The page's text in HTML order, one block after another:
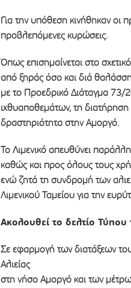
Για την υπόθεση κινήθηκαν οι
προβλεπόμενες κυρώσεις.
Όπως επισημαίνεται στο
από ξηράς όσο και διά
με το Προεδρικό Διάταγμα 73/
ιχθυαποθεμάτων, τη διατήρηση
δραστηριότητα στην Αμοργό.
Το Λιμενικό απευθύνει
καθώς και προς όλους τους
ενώ ζητά τη συνδρομή των
Λιμενικού Ταμείου για την
Ακολουθεί το δελτίο
Σε εφαρμογή των διατάξεων
Αλιείας
στη νήσο Αμοργό και των